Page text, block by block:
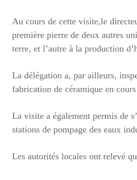
Au cours de cette visite,le
première pierre de deux autres
terre, et l’autre à la production
La délégation a, par ailleurs,
fabrication de céramique en
La visite a également permis de
stations de pompage des eaux
Les autorités locales ont relevé